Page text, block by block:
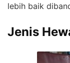
lebih baik
Jenis